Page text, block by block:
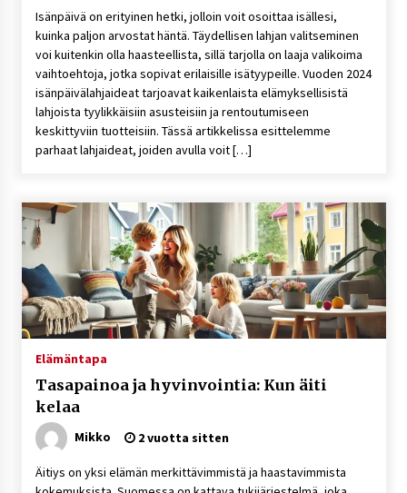
Isänpäivä on erityinen hetki, jolloin voit osoittaa isällesi,
kuinka paljon arvostat häntä. Täydellisen lahjan valitseminen
voi kuitenkin olla haasteellista, sillä tarjolla on laaja valikoima
vaihtoehtoja, jotka sopivat erilaisille isätyypeille. Vuoden 2024
isänpäivälahjaideat tarjoavat kaikenlaista elämyksellisistä
lahjoista tyylikkäisiin asusteisiin ja rentoutumiseen
keskittyviin tuotteisiin. Tässä artikkelissa esittelemme
parhaat lahjaideat, joiden avulla voit […]
Elämäntapa
Tasapainoa ja hyvinvointia: Kun äiti
kelaa
Mikko 2 vuotta sitten
Äitiys on yksi elämän merkittävimmistä ja haastavimmista